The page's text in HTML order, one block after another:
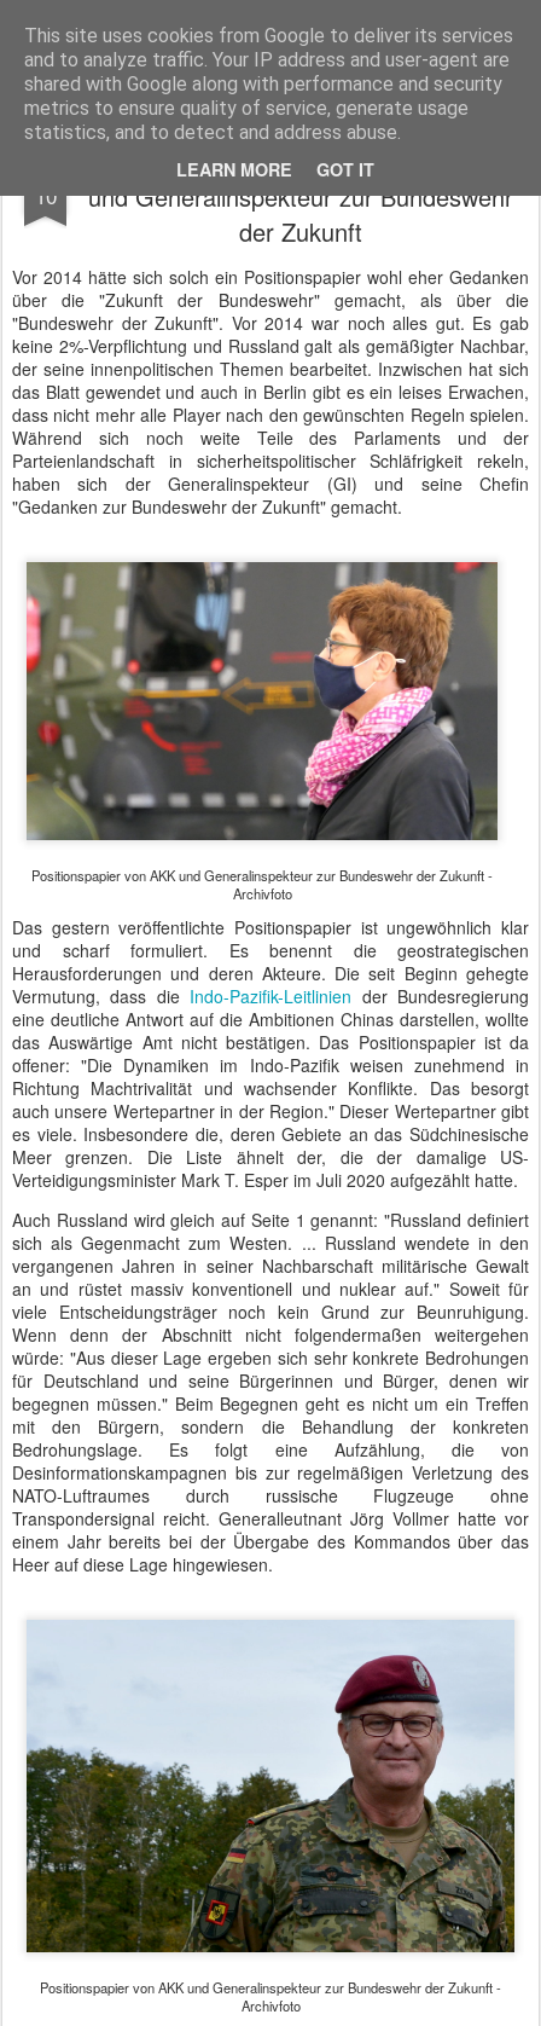
This site uses cookies from Google to deliver its services
and to analyze traffic. Your IP address and user-agent are
shared with Google along with performance and security
metrics to ensure quality of service, generate usage
statistics, and to detect and address abuse.
LEARN MORE GOT IT
BTB concept Media GmbH Presseberichte zu Bundespolitik, Diplomatie, Sicherheitspolitik, Wirtschaft, Fahrzeugtechnik und IT - Pressedienst, Fachartikel, Bildredaktion, O-Ton-Videos
10
Klare Worte im Positionspapier von AKK
und Generalinspekteur zur Bundeswehr
der Zukunft
Vor 2014 hätte sich solch ein Positionspapier wohl eher Gedanken
über die "Zukunft der Bundeswehr" gemacht, als über die
"Bundeswehr der Zukunft". Vor 2014 war noch alles gut. Es gab
keine 2%-Verpflichtung und Russland galt als gemäßigter Nachbar,
der seine innenpolitischen Themen bearbeitet. Inzwischen hat sich
das Blatt gewendet und auch in Berlin gibt es ein leises Erwachen,
dass nicht mehr alle Player nach den gewünschten Regeln spielen.
Während sich noch weite Teile des Parlaments und der
Parteienlandschaft in sicherheitspolitischer Schläfrigkeit rekeln,
haben sich der Generalinspekteur (GI) und seine Chefin
"Gedanken zur Bundeswehr der Zukunft" gemacht.
Positionspapier von AKK und Generalinspekteur zur Bundeswehr der Zukunft -
Archivfoto
Das gestern veröffentlichte Positionspapier ist ungewöhnlich klar
und scharf formuliert. Es benennt die geostrategischen
Herausforderungen und deren Akteure. Die seit Beginn gehegte
Vermutung, dass die Indo-Pazifik-Leitlinien der Bundesregierung
eine deutliche Antwort auf die Ambitionen Chinas darstellen, wollte
das Auswärtige Amt nicht bestätigen. Das Positionspapier ist da
offener: "Die Dynamiken im Indo-Pazifik weisen zunehmend in
Richtung Machtrivalität und wachsender Konflikte. Das besorgt
auch unsere Wertepartner in der Region." Dieser Wertepartner gibt
es viele. Insbesondere die, deren Gebiete an das Südchinesische
Meer grenzen. Die Liste ähnelt der, die der damalige US-
Verteidigungsminister Mark T. Esper im Juli 2020 aufgezählt hatte.
Auch Russland wird gleich auf Seite 1 genannt: "Russland definiert
sich als Gegenmacht zum Westen. ... Russland wendete in den
vergangenen Jahren in seiner Nachbarschaft militärische Gewalt
an und rüstet massiv konventionell und nuklear auf." Soweit für
viele Entscheidungsträger noch kein Grund zur Beunruhigung.
Wenn denn der Abschnitt nicht folgendermaßen weitergehen
würde: "Aus dieser Lage ergeben sich sehr konkrete Bedrohungen
für Deutschland und seine Bürgerinnen und Bürger, denen wir
begegnen müssen." Beim Begegnen geht es nicht um ein Treffen
mit den Bürgern, sondern die Behandlung der konkreten
Bedrohungslage. Es folgt eine Aufzählung, die von
Desinformationskampagnen bis zur regelmäßigen Verletzung des
NATO-Luftraumes durch russische Flugzeuge ohne
Transpondersignal reicht. Generalleutnant Jörg Vollmer hatte vor
einem Jahr bereits bei der Übergabe des Kommandos über das
Heer auf diese Lage hingewiesen.
Positionspapier von AKK und Generalinspekteur zur Bundeswehr der Zukunft -
Archivfoto